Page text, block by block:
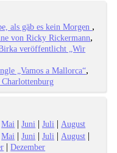
als gäb es kein Morgen
von Ricky Rickermann
veröffentlicht „Wir
„Vamos a Mallorca“
Mai |Juni |Juli | August
Mai |Juni |Juli | August |
|Dezember